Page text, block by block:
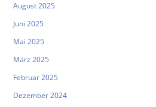
August 2025
Juni 2025
Mai 2025
März 2025
Februar 2025
Dezember 2024